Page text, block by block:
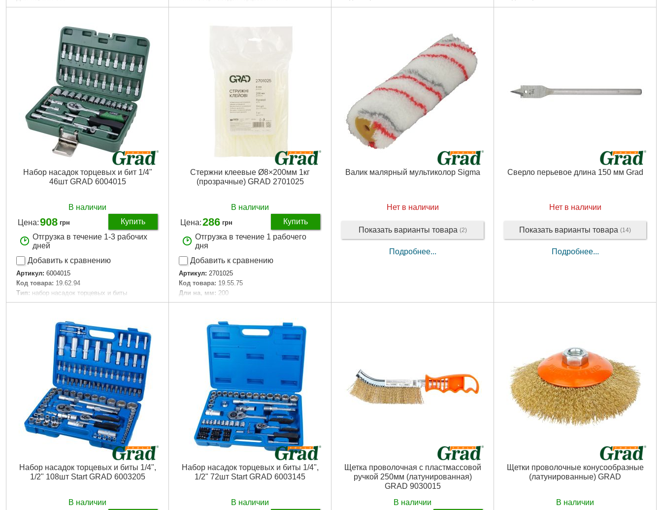
Цвет: Прозрачный
Ширина в упаковке (см): 13.5
Длина в упаковке (см): 32
Высота в упаковке (см): 4.5
Габариты упаковки: 320x130x70 мм
996 г
Подробнее...
Материал: CrV
Количество в наборе, шт:
Длина в упаковке (см):
7.5
Габариты упаковки: 380x270x70 мм
6,300 г
Подробнее...
Tип: трикотажные
Вес брутто (единицы), кг: 0.038 кг
Ширина в упаковке (см):
Длина в упаковке (см): 12
Высота в упаковке (см): 11.5
Габариты упаковки: 180x70x5 мм
Вес брутто:
Подробнее...
Tип: трикотажные
Высота в упаковке (см):
Габариты упаковки: 150x120x30 мм
Набор насадок торцевых и бит 1/4"
46шт GRAD 6004015
В наличии
Цена:908 грн
Купить
Отгрузка в течение 1-3 рабочих
дней
Добавить к сравнению
Артикул: 6004015
Код товара: 19.62.94
Tип: набор насадок торцевых и биты
Материал: CrV
Количество, ед: 46
Количество в наборе, шт: 46
Материал кейса: пластик
Размеры кейса, мм: 245 × 170 × 53
Ширина в упаковке (см): 24
Длина в упаковке (см): 15.5
Высота в упаковке (см): 5
Габариты упаковки: 230x130x50 мм
Вес брутто: 1,171 г
Подробнее...
Стержни клеевые Ø8×200мм 1кг
(прозрачные) GRAD 2701025
В наличии
Цена:286 грн
Купить
Отгрузка в течение 1 рабочего
дня
Добавить к сравнению
Артикул: 2701025
Код товара: 19.55.75
Дли на, мм: 200
Цвет: Прозрачный
Масса, кг: 1
Габариты упаковки:
210x170x70 мм
Вес брутто: 1,006 г
Подробнее...
Валик малярный мультиколор Sigma
Нет в наличии
Показать варианты товара (2)
Подробнее...
Сверло перьевое длина 150 мм Grad
Нет в наличии
Показать варианты товара (14)
Подробнее...
Набор насадок торцевых и биты 1/4",
1/2" 108шт Start GRAD 6003205
В наличии
Набор насадок торцевых и биты 1/4",
1/2" 72шт Start GRAD 6003145
В наличии
Щетка проволочная с пластмассовой
ручкой 250мм (латунированная)
GRAD 9030015
В наличии
Щетки проволочные конусообразные
(латунированные) GRAD
В наличии